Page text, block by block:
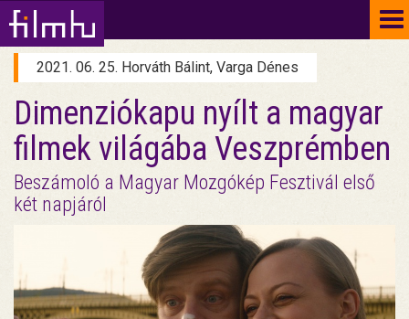
2021. 06. 25. Horváth Bálint, Varga Dénes
Dimenziókapu nyílt a magyar
filmek világába Veszprémben
Beszámoló a Magyar Mozgókép Fesztivál első
két napjáról